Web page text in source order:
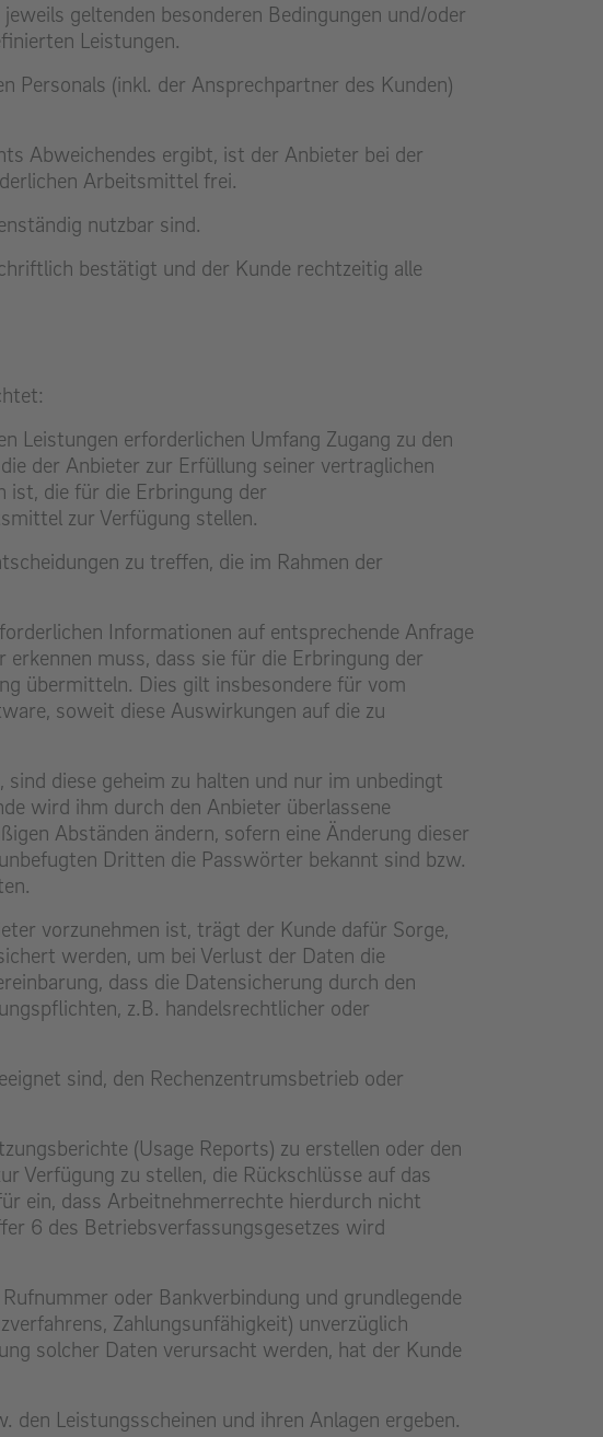
geltenden besonderen Bedingungen und/oder
Leistungen.
(inkl. der Ansprechpartner des Kunden)
Abweichendes ergibt, ist der Anbieter bei der
Arbeitsmittel frei.
nutzbar sind.
bestätigt und der Kunde rechtzeitig alle
Leistungen erforderlichen Umfang Zugang zu den
der Anbieter zur Erfüllung seiner vertraglichen
ist, die für die Erbringung der
zur Verfügung stellen.
zu treffen, die im Rahmen der
Informationen auf entsprechende Anfrage
muss, dass sie für die Erbringung der
übermitteln. Dies gilt insbesondere für vom
soweit diese Auswirkungen auf die zu
diese geheim zu halten und nur im unbedingt
wird ihm durch den Anbieter überlassene
Abständen ändern, sofern eine Änderung dieser
Dritten die Passwörter bekannt sind bzw.
vorzunehmen ist, trägt der Kunde dafür Sorge,
werden, um bei Verlust der Daten die
dass die Datensicherung durch den
z.B. handelsrechtlicher oder
sind, den Rechenzentrumsbetrieb oder
(Usage Reports) zu erstellen oder den
Verfügung zu stellen, die Rückschlüsse auf das
ein, dass Arbeitnehmerrechte hierdurch nicht
6 des Betriebsverfassungsgesetzes wird
oder Bankverbindung und grundlegende
Zahlungsunfähigkeit) unverzüglich
solcher Daten verursacht werden, hat der Kunde
Leistungsscheinen und ihren Anlagen ergeben.